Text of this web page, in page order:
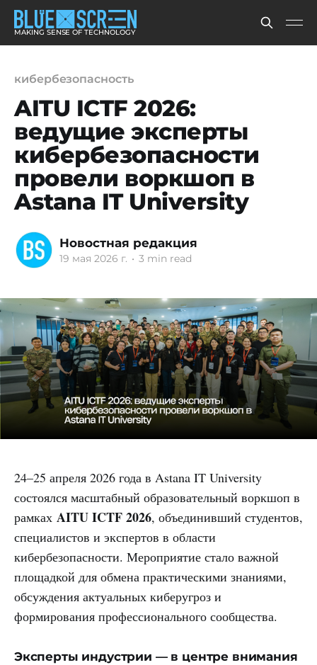
MAKING SENSE OF TECHNOLOGY
кибербезопасность
AITU ICTF 2026:
ведущие эксперты
кибербезопасности
провели воркшоп в
Astana IT University
Новостная редакция
19 мая 2026 г. • 3 min read
24–25 апреля 2026 года в Astana IT University
состоялся масштабный образовательный воркшоп в
рамках AITU ICTF 2026, объединивший студентов,
специалистов и экспертов в области
кибербезопасности. Мероприятие стало важной
площадкой для обмена практическими знаниями,
обсуждения актуальных киберугроз и
формирования профессионального сообщества.
Эксперты индустрии — в центре внимания